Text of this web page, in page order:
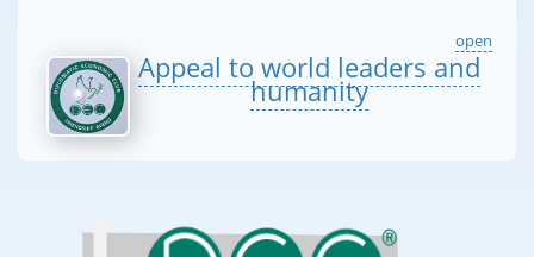
open
Appeal to world leaders and
humanity